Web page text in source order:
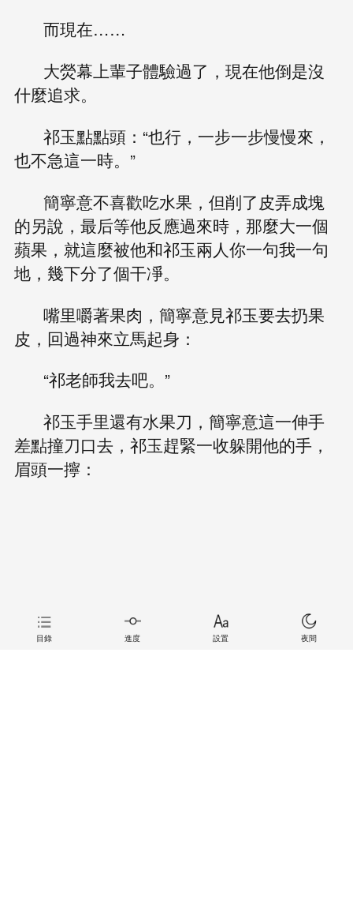
而現在……
大熒幕上輩子體驗過了，現在他倒是沒
什麼追求。
祁玉點點頭：“也行，一步一步慢慢來，
也不急這一時。”
簡寧意不喜歡吃水果，但削了皮弄成塊
的另說，最后等他反應過來時，那麼大一個
蘋果，就這麼被他和祁玉兩人你一句我一句
地，幾下分了個干凈。
嘴里嚼著果肉，簡寧意見祁玉要去扔果
皮，回過神來立馬起身：
“祁老師我去吧。”
祁玉手里還有水果刀，簡寧意這一伸手
差點撞刀口去，祁玉趕緊一收躲開他的手，
眉頭一擰：
目錄 進度 設置 夜間